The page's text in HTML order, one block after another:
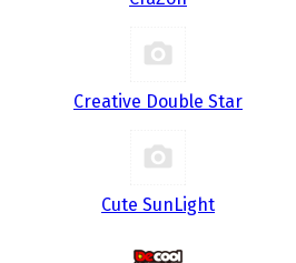
Creative Double Star
Cute SunLight